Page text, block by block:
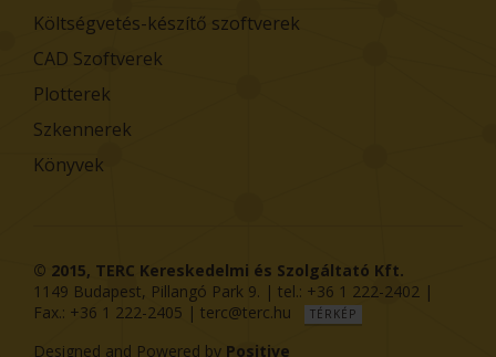
Költségvetés-készítő szoftverek
CAD Szoftverek
Plotterek
Szkennerek
Könyvek
© 2015, TERC Kereskedelmi és Szolgáltató Kft.
1149 Budapest, Pillangó Park 9. | tel.: +36 1 222-2402 |
Fax.: +36 1 222-2405 | terc@terc.hu TÉRKÉP
Designed and Powered by Positive